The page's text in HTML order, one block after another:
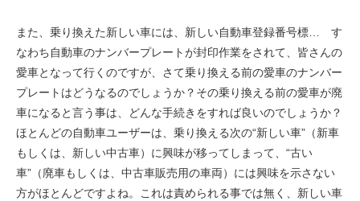
また、乗り換えた新しい車には、新しい自動車登録番号標… す
なわち自動車のナンバープレートが封印作業をされて、皆さんの
愛車となって行くのですが、さて乗り換える前の愛車のナンバー
プレートはどうなるのでしょうか？その乗り換える前の愛車が廃
車になると言う事は、どんな手続きをすれば良いのでしょうか？
ほとんどの自動車ユーザーは、乗り換える次の“新しい車”（新車
もしくは、新しい中古車）に興味が移ってしまって、“古い
車”（廃車もしくは、中古車販売用の車両）には興味を示さない
方がほとんどですよね。これは責められる事では無く、新しい車